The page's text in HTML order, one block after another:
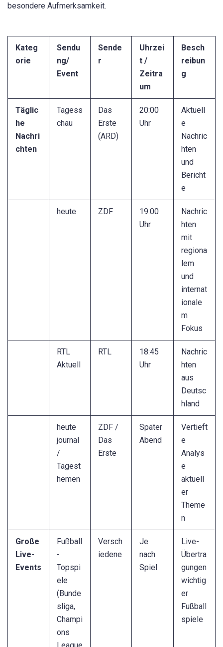
besondere Aufmerksamkeit.
Kateg
orie
Sendu
ng/
Event
Sende
r
Uhrzei
t /
Zeitra
um
Besch
reibun
g
Täglic
he
Nachri
chten
Tagess
chau
Das
Erste
(ARD)
20:00
Uhr
Aktuell
e
Nachric
hten
und
Bericht
e
heute ZDF
19:00
Uhr
Nachric
hten
mit
regiona
lem
und
internat
ionale
m
Fokus
RTL
Aktuell
RTL
18:45
Uhr
Nachric
hten
aus
Deutsc
hland
heute
journal
/
Tagest
hemen
ZDF /
Das
Erste
Später
Abend
Vertieft
e
Analys
e
aktuell
er
Theme
n
Große
Live-
Events
Fußball
-
Topspi
ele
(Bunde
sliga,
Champi
ons
Versch
iedene
Je
nach
Spiel
Live-
Übertra
gungen
wichtig
er
Fußball
spiele